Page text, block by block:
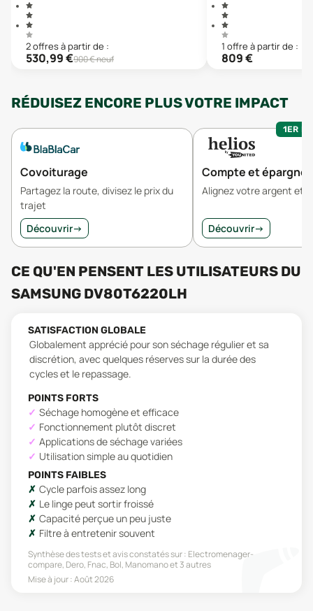
2offresà partir de :
530,99€900€ neuf
1 offre à partir de :
809€
RÉDUISEZ ENCORE PLUS VOTRE IMPACT
Covoiturage
Partagez la route, divisez le prix du
trajet
Découvrir→
1ER
Compte et épargne
Alignez votre argent et
Découvrir→
CE QU'EN PENSENT LES UTILISATEURS DU
SAMSUNG DV80T6220LH
SATISFACTION GLOBALE
Globalement apprécié pour son séchage régulier et sa
discrétion, avec quelques réserves sur la durée des
cycles et le repassage.
POINTS FORTS
Séchage homogène et efficace
Fonctionnement plutôt discret
Applications de séchage variées
Utilisation simple au quotidien
POINTS FAIBLES
Cycle parfois assez long
Le linge peut sortir froissé
Capacité perçue un peu juste
Filtre à entretenir souvent
Synthèse des tests et avis constatés sur : Electromenager-
compare, Dero, Fnac, Bol, Manomanoet 3 autres
Mise à jour :Août 2026